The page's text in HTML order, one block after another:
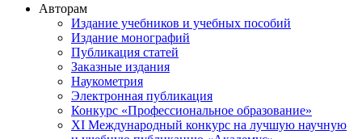
Авторам
Издание учебников и учебных пособий
Издание монографий
Публикация статей
Заказные издания
Наукометрия
Электронная публикация
Конкурс «Профессиональное образование»
XI Международный конкурс на лучшую научную